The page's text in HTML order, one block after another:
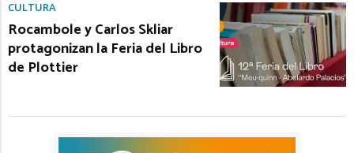
CULTURA
Rocambole y Carlos Skliar
protagonizan la Feria del Libro
de Plottier